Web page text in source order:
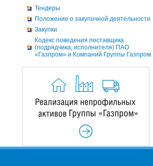
Тендеры
Положение о закупочной деятельности
Закупки
Кодекс поведения поставщика
(подрядчика, исполнителя) ПАО
«Газпром» и Компаний Группы Газпром